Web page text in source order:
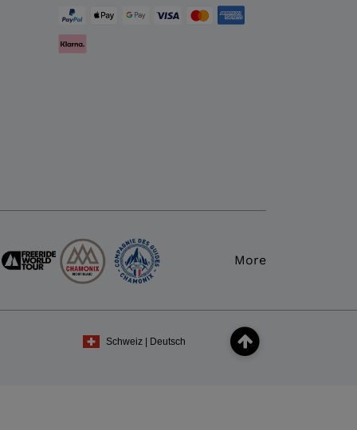
More
Schweiz | Deutsch